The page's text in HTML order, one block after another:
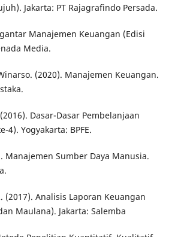
Jakarta: PT Rajagrafindo Persada.
Manajemen Keuangan (Edisi
Media.
(2020). Manajemen Keuangan.
Dasar-Dasar Pembelanjaan
4). Yogyakarta: BPFE.
Manajemen Sumber Daya Manusia.
(2017). Analisis Laporan Keuangan
Maulana). Jakarta: Salemba